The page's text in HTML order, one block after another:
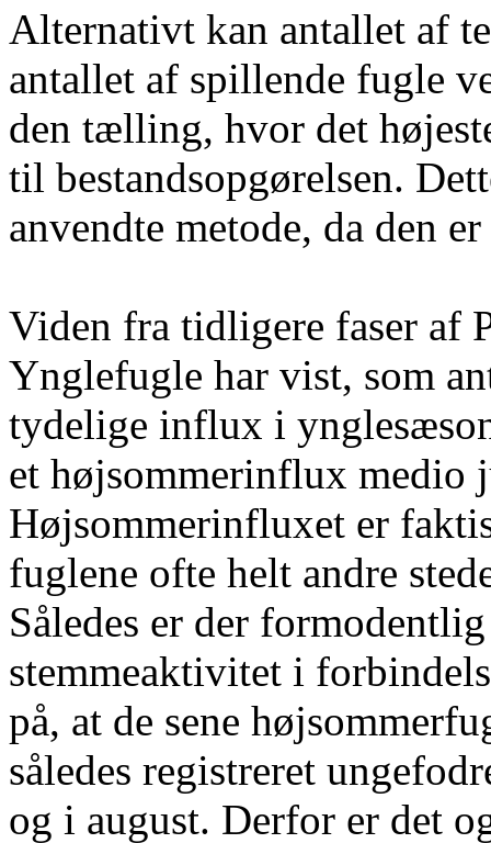
Alternativt kan antallet af
antallet af spillende fugle
den tælling, hvor det
til bestandsopgørelsen.
anvendte metode, da den
Viden fra tidligere faser af
Ynglefugle har vist, som
tydelige influx i
et højsommerinflux medio
Højsommerinfluxet er
fuglene ofte helt andre
Således er der
stemmeaktivitet i
på, at de sene
således registreret
og i august. Derfor er det